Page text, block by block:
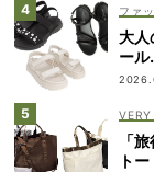
ファ
大人
ール
「
ト